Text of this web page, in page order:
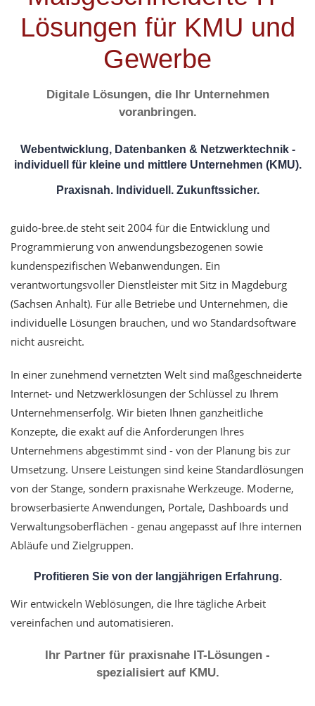
Lösungen für KMU und
Gewerbe
Digitale Lösungen, die Ihr Unternehmen
voranbringen.
Webentwicklung, Datenbanken & Netzwerktechnik -
individuell für kleine und mittlere Unternehmen (KMU).
Praxisnah. Individuell. Zukunftssicher.
guido-bree.de steht seit 2004 für die Entwicklung und
Programmierung von anwendungsbezogenen sowie
kundenspezifischen Webanwendungen. Ein
verantwortungsvoller Dienstleister mit Sitz in Magdeburg
(Sachsen Anhalt). Für alle Betriebe und Unternehmen, die
individuelle Lösungen brauchen, und wo Standardsoftware
nicht ausreicht.
In einer zunehmend vernetzten Welt sind maßgeschneiderte
Internet- und Netzwerklösungen der Schlüssel zu Ihrem
Unternehmenserfolg. Wir bieten Ihnen ganzheitliche
Konzepte, die exakt auf die Anforderungen Ihres
Unternehmens abgestimmt sind - von der Planung bis zur
Umsetzung. Unsere Leistungen sind keine Standardlösungen
von der Stange, sondern praxisnahe Werkzeuge. Moderne,
browserbasierte Anwendungen, Portale, Dashboards und
Verwaltungsoberflächen - genau angepasst auf Ihre internen
Abläufe und Zielgruppen.
Profitieren Sie von der langjährigen Erfahrung.
Wir entwickeln Weblösungen, die Ihre tägliche Arbeit
vereinfachen und automatisieren.
Ihr Partner für praxisnahe IT-Lösungen -
spezialisiert auf KMU.